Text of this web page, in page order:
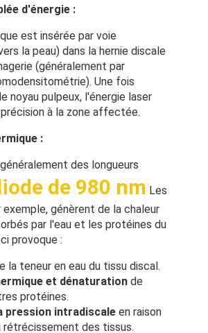
d'énergie :
est insérée par voie
la peau) dans la hernie discale
(généralement par
Une fois
noyau pulpeux, l'énergie laser
à la zone affectée.
:
des longueurs
de 980 nm Les
exemple, génèrent de la chaleur
par l'eau et les protéines du
provoque :
la teneur en eau du tissu discal.
et dénaturationde
protéines.
pression intradiscaleen raison
des tissus.